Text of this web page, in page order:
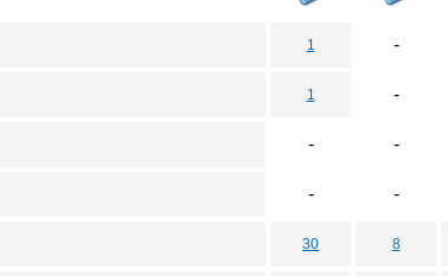
1 -
1 -
- -
- -
30 8